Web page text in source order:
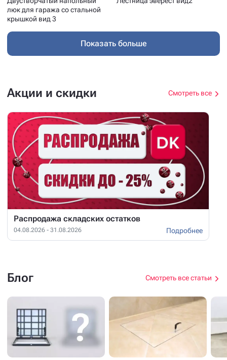
люк для гаража со стальной
крышкой вид 3
Показать больше
Акции и скидки Смотреть все
Распродажа складских остатков
04.08.2026 - 31.08.2026 Подробнее
Блог Смотреть все статьи